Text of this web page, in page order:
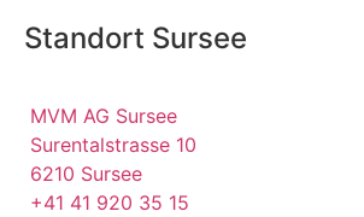
Standort Sursee
MVM AG Sursee
Surentalstrasse 10
6210 Sursee
+41 41 920 35 15